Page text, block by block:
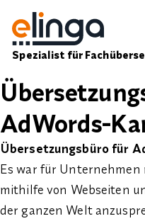
Spezialist für
AdWords-
Übersetzungsbüro für
Es war für Unternehmen
mithilfe von Webseiten
der ganzen Welt